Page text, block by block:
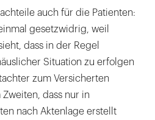
auch für die Patienten:
gesetzwidrig, weil
dass in der Regel
Situation zu erfolgen
zum Versicherten
dass nur in
nach Aktenlage erstellt